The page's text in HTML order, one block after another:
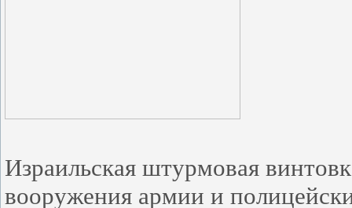
Израильская штурмовая
вооружения армии и